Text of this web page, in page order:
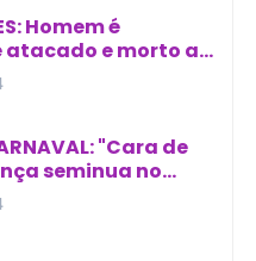
Homem é
e morto a
em joão lisboa
"Cara de
seminua no
Bahia